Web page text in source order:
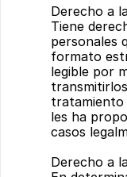
Derecho a
Tiene
personales
formato
legible por
tratamiento
les ha
casos
Derecho a